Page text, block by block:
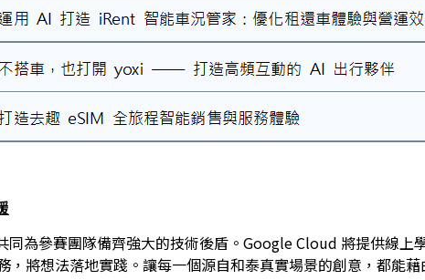
參賽團隊備齊強大的技術後盾。Google Cloud 將提供線上
將想法落地實踐。讓每一個源自和泰真實場景的創意，都能藉